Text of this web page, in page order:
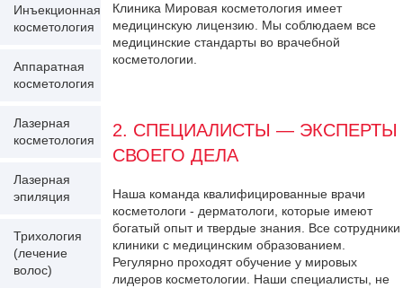
Клиника Мировая косметология имеет
медицинскую лицензию. Мы соблюдаем все
медицинские стандарты во врачебной
косметологии.
2. СПЕЦИАЛИСТЫ — ЭКСПЕРТЫ
СВОЕГО ДЕЛА
Наша команда квалифицированные врачи
косметологи - дерматологи, которые имеют
богатый опыт и твердые знания. Все сотрудники
клиники с медицинским образованием.
Регулярно проходят обучение у мировых
лидеров косметологии. Наши специалисты, не
Инъекционная
косметология
Аппаратная
косметология
Лазерная
косметология
Лазерная
эпиляция
Трихология
(лечение
волос)